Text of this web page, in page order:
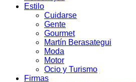
Estilo
Cuidarse
Gente
Gourmet
Martín Berasategui
Moda
Motor
Ocio y Turismo
Firmas